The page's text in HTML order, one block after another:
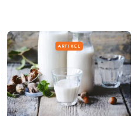
ARTIKEL